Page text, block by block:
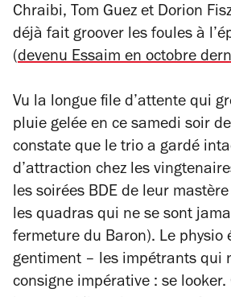
Chraibi, Tom Guez et Dorion
déjà fait groover les foules à
(devenu Essaim en octobre
Vu la longue file d’attente qui
pluie gelée en ce samedi soir
constate que le trio a gardé
d’attraction chez les
les soirées BDE de leur
les quadras qui ne se sont
fermeture du Baron). Le physio
gentiment – les impétrants qui
consigne impérative : se looker.